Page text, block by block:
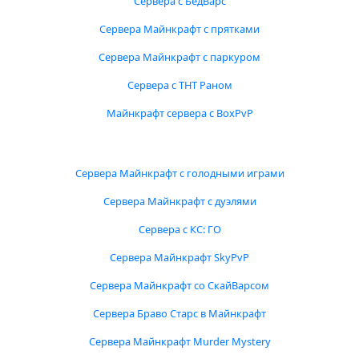
Сервера Майнкрафт с прятками
Сервера Майнкрафт с паркуром
Сервера с ТНТ Раном
Майнкрафт сервера с BoxPvP
Сервера Майнкрафт с голодными играми
Сервера Майнкрафт с дуэлями
Сервера с КС: ГО
Сервера Майнкрафт SkyPvP
Сервера Майнкрафт со СкайВарсом
Сервера Браво Старс в Майнкрафт
Сервера Майнкрафт Murder Mystery